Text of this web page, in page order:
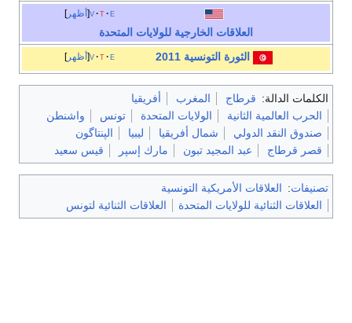
أظهر v t e
العلاقات الخارجية للولايات المتحدة
أظهر v t e الثورة التونسية 2011
الكلمات الدالة: قرطاج المغرب
أفريقيا
الحرب العالمية الثانية
الولايات المتحدة تونس
واشنطن
صندوق النقد الدولي
شمال أفريقيا ليبيا
الپنتاگون
قصر قرطاج
عبد المجيد تبون مارك إسپر قيس سعيد
تصنيفات: العلاقات الأمريكية التونسية
العلاقات الثنائية للولايات المتحدة
العلاقات الثنائية لتونس